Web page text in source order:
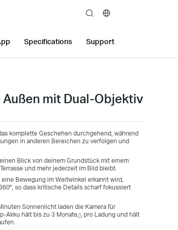
search
Specifications Support
mit Dual-Objektiv
komplette Geschehen durchgehend, während
in anderen Bereichen zu verfolgen und
Blick von deinem Grundstück mit einem
und mehr jederzeit im Bild bleibt.
Bewegung im Weitwinkel erkannt wird,
so dass kritische Details scharf fokussiert
Sonnenlicht laden die Kamera für
Akku hält bis zu 3 Monate△ pro Ladung und hält